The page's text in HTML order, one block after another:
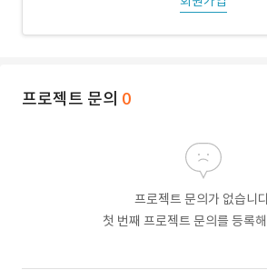
프로젝트 문의 0
프로젝트 문의가 없습니
첫 번째 프로젝트 문의를 등록